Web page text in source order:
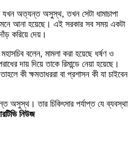
যখন অত্যন্ত অসুস্থ, তখন সেটা ধামাচাপা
আনা হয়েছে। এই সরকার সব সময় একটা
করিয়ে দেয়।
মহাসচিব বলেন, মামলা করা হয়েছে ধর্ষণ ও
দায় দিয়ে তাকে রিমান্ডে নেয়া হয়েছে।
কী ক্ষমতাধররা বা প্রশাসন কী যা চাইবেন
অসুস্থ। তার চিকিৎসার পর্যাপ্ত যে ব্যবস্থা
নিউজ